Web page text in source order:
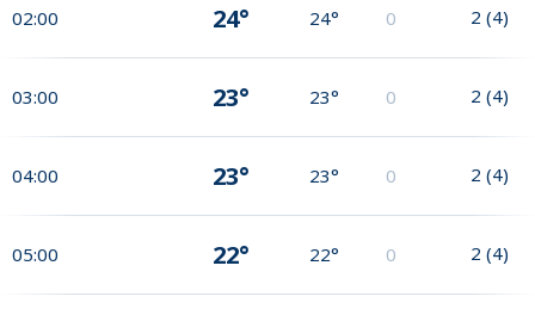
02:00 24° 24° 0 2 (4)
03:00 23° 23° 0 2 (4)
04:00 23° 23° 0 2 (4)
05:00 22° 22° 0 2 (4)